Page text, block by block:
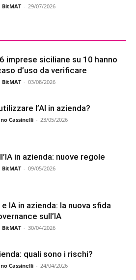
BitMAT - 29/07/2026
imprese siciliane su 10 hanno
d’uso da verificare
BitMAT - 03/08/2026
l’AI in azienda?
Cassinelli - 23/05/2026
in azienda: nuove regole
BitMAT - 09/05/2026
IA in azienda: la nuova sfida
sull’IA
BitMAT - 30/04/2026
quali sono i rischi?
Cassinelli - 24/04/2026